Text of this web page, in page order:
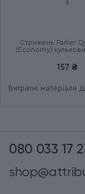
Стрижень Parker
(Economy)
157 ₴
Витратні матеріали
080 033 17